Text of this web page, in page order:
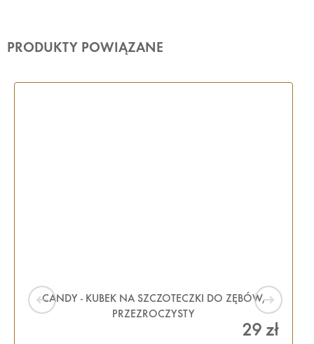
PRODUKTY POWIĄZANE
CANDY - KUBEK NA SZCZOTECZKI DO ZĘBÓW,
PRZEZROCZYSTY
29 zł